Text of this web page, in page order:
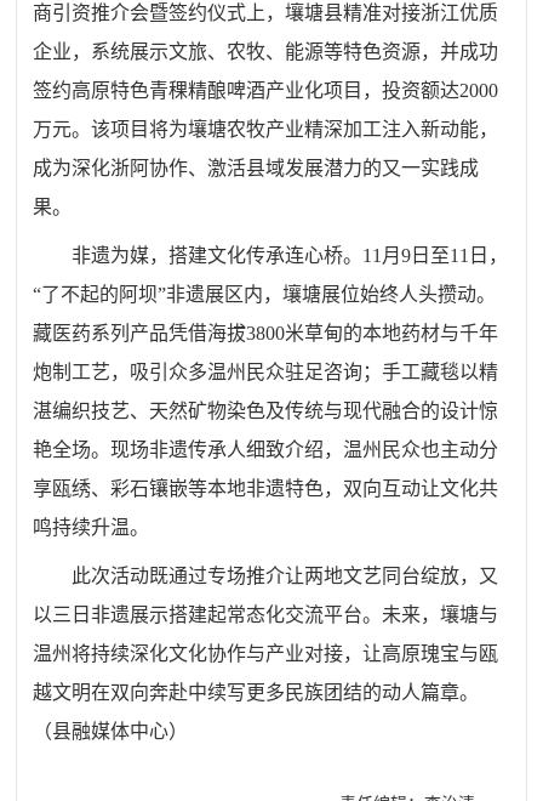
商引资推介会暨签约仪式上，壤塘县精准对接浙江优质
企业，系统展示文旅、农牧、能源等特色资源，并成功
签约高原特色青稞精酿啤酒产业化项目，投资额达2000
万元。该项目将为壤塘农牧产业精深加工注入新动能，
成为深化浙阿协作、激活县域发展潜力的又一实践成
果。
非遗为媒，搭建文化传承连心桥。11月9日至11日，
“了不起的阿坝”非遗展区内，壤塘展位始终人头攒动。
藏医药系列产品凭借海拔3800米草甸的本地药材与千年
炮制工艺，吸引众多温州民众驻足咨询；手工藏毯以精
湛编织技艺、天然矿物染色及传统与现代融合的设计惊
艳全场。现场非遗传承人细致介绍，温州民众也主动分
享瓯绣、彩石镶嵌等本地非遗特色，双向互动让文化共
鸣持续升温。
此次活动既通过专场推介让两地文艺同台绽放，又
以三日非遗展示搭建起常态化交流平台。未来，壤塘与
温州将持续深化文化协作与产业对接，让高原瑰宝与瓯
越文明在双向奔赴中续写更多民族团结的动人篇章。
（县融媒体中心）